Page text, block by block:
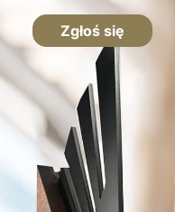
Zgłoś się